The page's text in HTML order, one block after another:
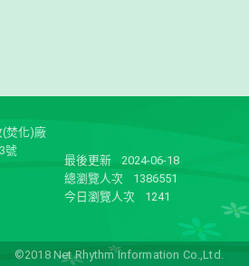
(焚化)廠
號
最後更新
2024-06-18
總瀏覽人次
1386551
今日瀏覽人次
1241
©2018 Net Rhythm Information Co.,Ltd.